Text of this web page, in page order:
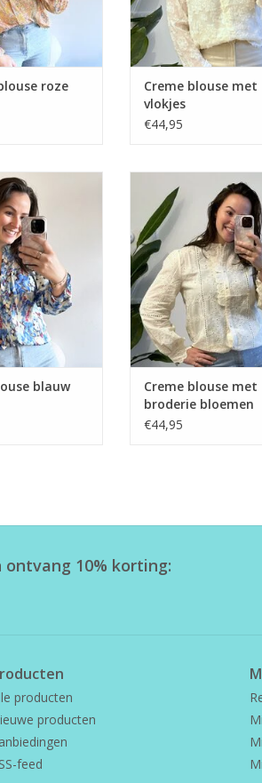
roze
Creme blouse met
vlokjes
€44,95
blauw
blauw
Creme blouse met
bloemen
Creme blouse met
broderie bloemen
€44,95
10% korting:
producten
producten
feed